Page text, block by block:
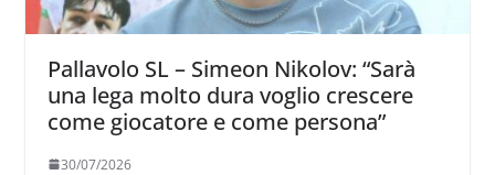
Pallavolo SL – Simeon Nikolov: “Sarà
una lega molto dura voglio crescere
come giocatore e come persona”
30/07/2026